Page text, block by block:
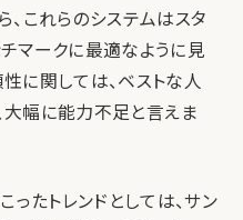
、これらのシステムはスタ
マークに最適なように見
に関しては、ベストな人
大幅に能力不足と言えま
ったトレンドとしては、サン